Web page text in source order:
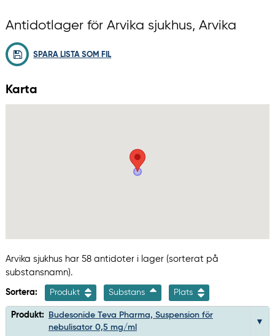
Antidotlager för Arvika sjukhus, Arvika
SPARA LISTA SOM FIL
Karta
Arvika sjukhus har 58 antidoter i lager (sorterat på
substansnamn).
Sortera: Produkt Substans Plats
Produkt:
Budesonide Teva Pharma, Suspension för
nebulisator 0,5 mg/ml